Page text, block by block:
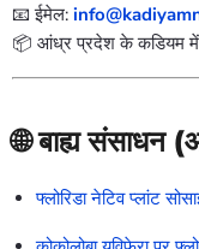
📧 ईमेल:
📦 आंध्र प्रदेश के कडियम में
🌐 बाह्य संसाधन
फ्लोरिडा नेटिव प्लांट